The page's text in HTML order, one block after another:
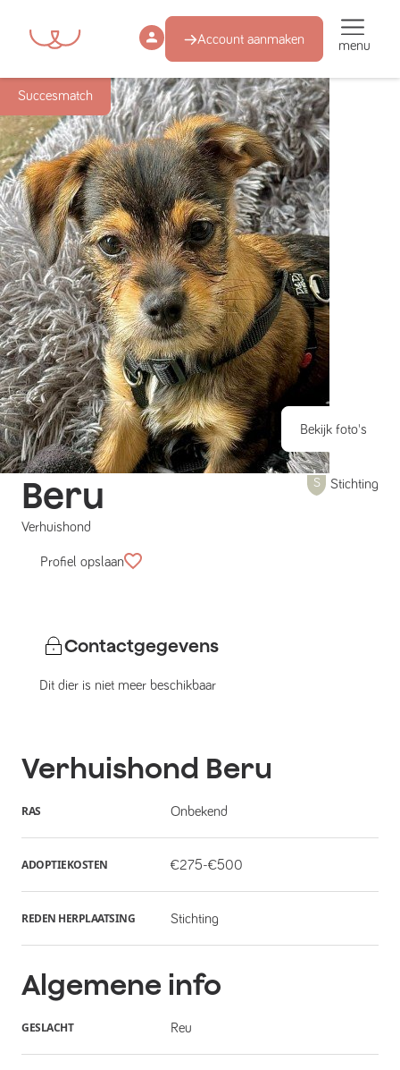
Account aanmaken menu
Succesmatch
Bekijk foto's
Beru
Verhuishond
Stichting
Profiel opslaan
Contactgegevens
Dit dier is niet meer beschikbaar
Verhuishond Beru
RAS Onbekend
ADOPTIEKOSTEN €275-€500
REDEN HERPLAATSING Stichting
Algemene info
GESLACHT Reu